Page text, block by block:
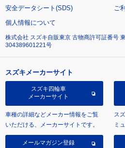
安全データシート(SDS)
ご
個人情報について
株式会社 スズキ自販東京 古物商許可証番号
304389601221号
スズキメーカーサイト
スズキ四輪車
メーカーサイト
車種の詳細などメーカー情報をご覧
いただける、メーカーサイトです。
ス
ミ
メールマガジン登録